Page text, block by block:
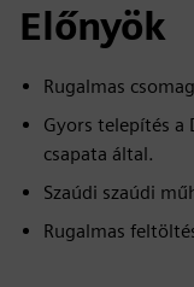
Előnyök
Rugalmas
Gyors telepítés a
csapata által.
Szaúdi szaúdi
Rugalmas